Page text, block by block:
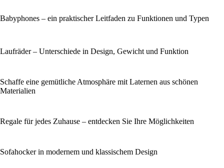
Babyphones – ein praktischer Leitfaden zu Funktionen und Typen
Laufräder – Unterschiede in Design, Gewicht und Funktion
Schaffe eine gemütliche Atmosphäre mit Laternen aus schönen
Materialien
Regale für jedes Zuhause – entdecken Sie Ihre Möglichkeiten
Sofahocker in modernem und klassischem Design